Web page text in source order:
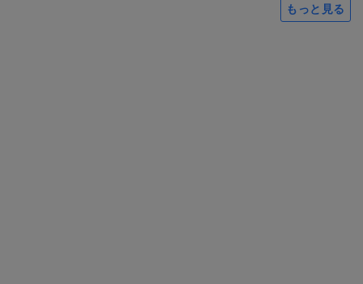
もっと見る